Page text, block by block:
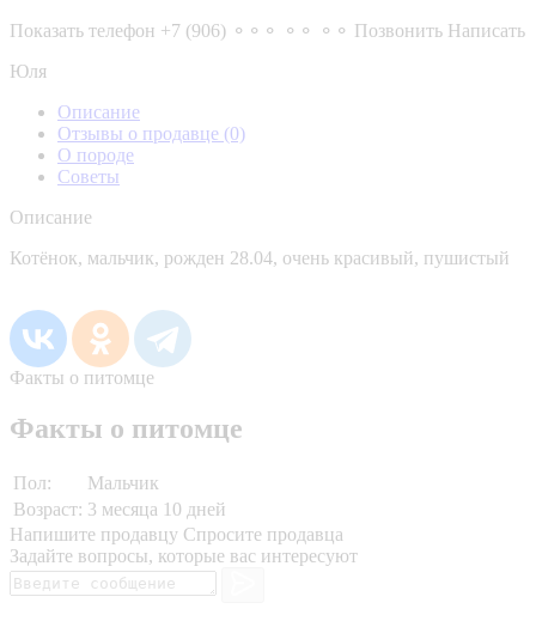
Показать телефон +7 (906) ⚬⚬⚬ ⚬⚬ ⚬⚬ Позвонить Написать
Юля
Описание
Отзывы о продавце (0)
О породе
Советы
Описание
Котёнок, мальчик, рожден 28.04, очень красивый, пушистый
Факты о питомце
Факты о питомце
Пол:
Мальчик
Возраст: 3 месяца 10 дней
Напишите продавцу Спросите продавца
Задайте вопросы, которые вас интересуют